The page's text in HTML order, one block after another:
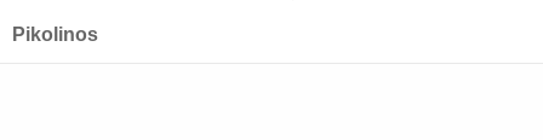
Pikolinos